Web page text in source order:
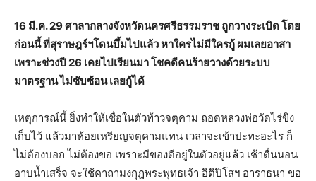
16 มี.ค. 29 ศาลากลางจังหวัดนครศรีธรรมราช ถูกวางระเบิด โดย
ก่อนนี้ ที่สุราษฎร์ฯโดนบึ้มไปแล้ว หาใครไม่มีใครกู้ ผมเลยอาสา
เพราะช่วงปี 26 เคยไปเรียนมา โชคดีคนร้ายวางด้วยระบบ
มาตรฐาน ไม่ซับซ้อน เลยกู้ได้
เหตุการณ์นี้ ยิ่งทำให้เชื่อในตัวท้าวจตุคาม ถอดหลวงพ่อวัดไร่ขิง
เก็บไว้ แล้วมาห้อยเหรียญจตุคามแทน เวลาจะเข้าปะทะอะไร ก็
ไม่ต้องบอก ไม่ต้องขอ เพราะมีของดีอยู่ในตัวอยู่แล้ว เช้าตื่นนอน
อาบน้ำเสร็จ จะใช้คาถามงกุฎพระพุทธเจ้า อิติปิโสฯ อาราธนา ขอ